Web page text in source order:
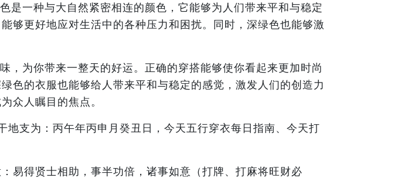
是一种与大自然紧密相连的颜色，它能够为人们带来平和与稳定
够更好地应对生活中的各种压力和困扰。同时，深绿色也能够激
，为你带来一整天的好运。正确的穿搭能够使你看起来更加时尚
色的衣服也能够给人带来平和与稳定的感觉，激发人们的创造力
众人瞩目的焦点。
支为：丙午年丙申月癸丑日，今天五行穿衣每日指南、今天打
易得贤士相助，事半功倍，诸事如意（打牌、打麻将旺财必